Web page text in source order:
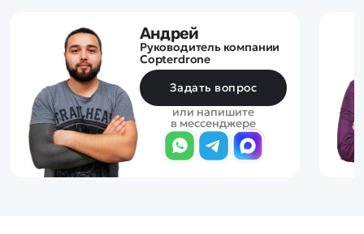
Андрей
Руководитель компании
Copterdrone
Задать вопрос
или напишите
в мессенджере